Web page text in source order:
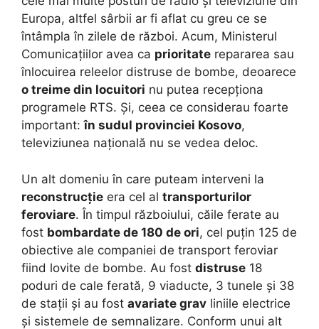
Europa, altfel sârbii ar fi aflat cu greu ce se
întâmpla în zilele de război. Acum, Ministerul
Comunicațiilor avea ca prioritate repararea sau
înlocuirea releelor distruse de bombe, deoarece
o treime din locuitori nu putea recepționa
programele RTS. Și, ceea ce considerau foarte
important:în sudul provinciei Kosovo,
televiziunea națională nu se vedea deloc.
Un alt domeniu în care puteam interveni la
reconstrucție era cel al transporturilor
feroviare. În timpul războiului, căile ferate au
fost bombardate de 180 de ori, cel puțin 125 de
obiective ale companiei de transport feroviar
fiind lovite de bombe. Au fost distruse 18
poduri de cale ferată, 9 viaducte, 3 tunele și 38
de stații și au fost avariate grav liniile electrice
și sistemele de semnalizare. Conform unui alt